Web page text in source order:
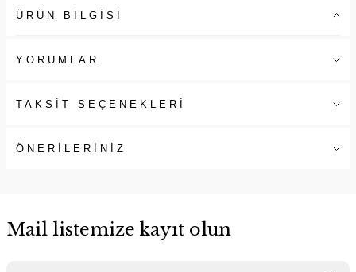
ÜRÜN BİLGİSİ
YORUMLAR
TAKSİT SEÇENEKLERİ
ÖNERİLERİNİZ
Mail listemize kayıt olun